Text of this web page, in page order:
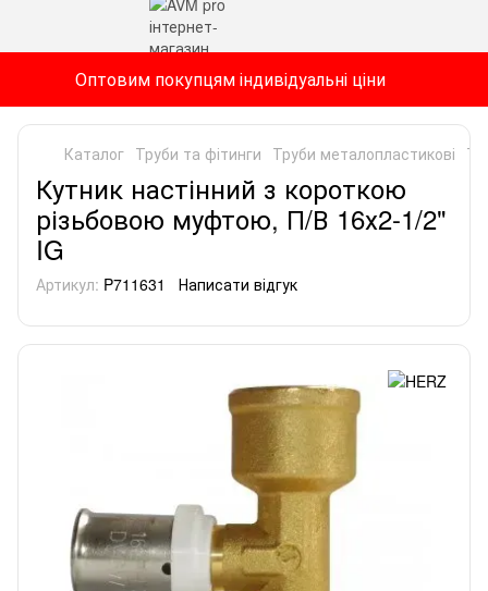
Оптовим покупцям індивідуальні ціни
Каталог Труби та фітинги Труби металопластикові
Кутник настінний з короткою
різьбовою муфтою, П/В 16х2-1/2"
IG
Артикул: P711631 Написати відгук